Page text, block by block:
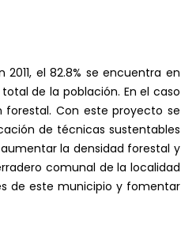
el 82.8% se encuentra en
de la población. En el caso
Con este proyecto se
de técnicas sustentables
la densidad forestal y
comunal de la localidad
de este municipio y fomentar